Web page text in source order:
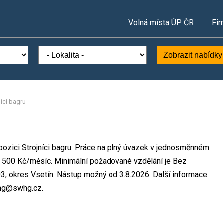
Volná místa ÚP ČR
Zobrazit nabídky
bagru
Strojníci bagru. Práce na plný úvazek v jednosměnném
Kč/měsíc. Minimální požadované vzdělání je Bez
okres Vsetín. Nástup možný od 3.8.2026. Další informace